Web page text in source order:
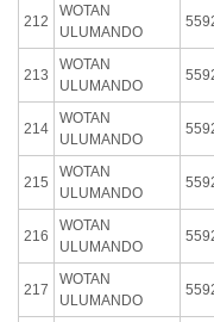
212
WOTAN
ULUMANDO
213
WOTAN
ULUMANDO
214
WOTAN
ULUMANDO
215
WOTAN
ULUMANDO
216
WOTAN
ULUMANDO
217
WOTAN
ULUMANDO